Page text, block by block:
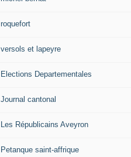
roquefort
versols et lapeyre
Elections Departementales
Journal cantonal
Les Républicains Aveyron
Petanque saint-affrique